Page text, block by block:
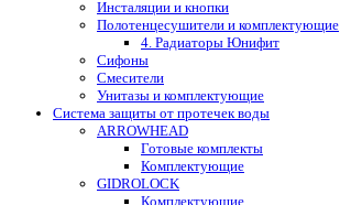
Инсталяции и кнопки
Полотенцесушители и комплектующие
4. Радиаторы Юнифит
Сифоны
Смесители
Унитазы и комплектующие
Система защиты от протечек воды
ARROWHEAD
Готовые комплекты
Комплектующие
GIDROLOCK
Комплектующие